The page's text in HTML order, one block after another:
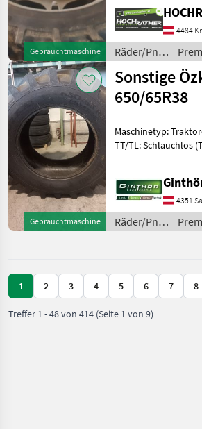
Gebrauchtmaschine
mm Verstellfelgen
Bereifung Neuwertig
Räder/Pneu/Felgen
4484
Räder/Pneu/
/ Sonstige
Gebrauchtmaschine
Sonstige
650/65R38
Maschinetyp:
TT/TL: Schlauchlos
Zoll, Räder Özka
650/65R38 +
+ 1Stk auf Lager +
4351
Räder/Pneu/
/ Sonstige
1 2 3 4 5 6 7 8
Treffer 1-48von 414 (Seite 1 von 9)